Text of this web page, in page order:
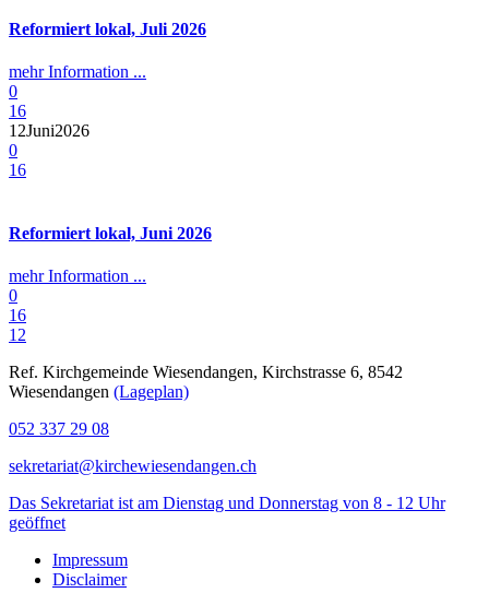
Reformiert lokal, Juli 2026
mehr Information ...
0
16
12Juni2026
0
16
Reformiert lokal, Juni 2026
mehr Information ...
0
16
1 2
Ref. Kirchgemeinde Wiesendangen, Kirchstrasse 6, 8542
Wiesendangen (Lageplan)
052 337 29 08
sekretariat@kirchewiesendangen.ch
Das Sekretariat ist am Dienstag und Donnerstag von 8 - 12 Uhr
geöffnet
Impressum
Disclaimer